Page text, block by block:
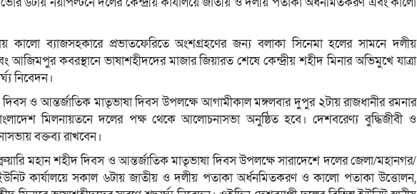
কালো ব্যাজসহকারে প্রভাতফেরিতে অংশগ্রহণের জন্য বলাকা সিনেমা হলের সামনে দলীয়
আজিমপুর কবরস্থানে ভাষাশহীদদের মাজার জিয়ারত শেষে কেন্দ্রীয় শহীদ মিনার অভিমুখে যাত্রা
নিবেদন।
ও আন্তর্জাতিক মাতৃভাষা দিবস উপলক্ষে আগামীকাল মঙ্গলবার দুপুর ২টায় রাজধানীর রমনার
বাংলাদেশ মিলনায়তনে দলের পক্ষ থেকে আলোচনাসভা অনুষ্ঠিত হবে। দেশবরেণ্য বুদ্ধিজীবী ও
বক্তব্য রাখবেন।
মহান শহীদ দিবস ও আন্তর্জাতিক মাতৃভাষা দিবস উপলক্ষে সারাদেশে দলের জেলা/মহানগর/
কার্যালয়ে সকাল ৬টায় জাতীয় ও দলীয় পতাকা অর্ধনমিতকরণ ও কালো পতাকা উত্তোলন,